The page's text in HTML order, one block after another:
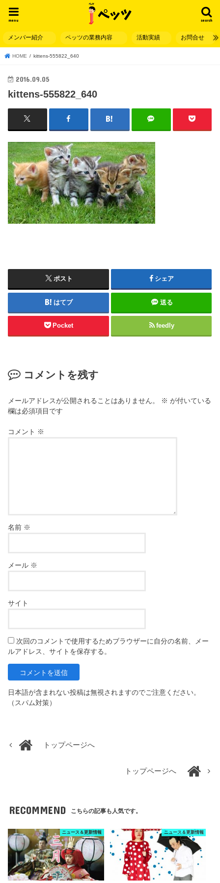
search
menu
メンバー紹介 ペッツの業務内容 活動実績 お問合せ
HOME kittens-555822_640
2016.09.05
kittens-555822_640
ポスト シェア
はてブ 送る
Pocket feedly
コメントを残す
メールアドレスが公開されることはありません。 ※ が付いている
欄は必須項目です
コメント ※
名前 ※
メール ※
サイト
次回のコメントで使用するためブラウザーに自分の名前、メー
ルアドレス、サイトを保存する。
日本語が含まれない投稿は無視されますのでご注意ください。
（スパム対策）
トップページへ
トップページへ
RECOMMEND こちらの記事も人気です。
ニュース＆更新情報 ニュース＆更新情報